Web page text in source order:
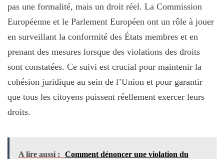
pas une formalité, mais un droit réel. La Commission
Européenne et le Parlement Européen ont un rôle à jouer
en surveillant la conformité des États membres et en
prenant des mesures lorsque des violations des droits
sont constatées. Ce suivi est crucial pour maintenir la
cohésion juridique au sein de l’Union et pour garantir
que tous les citoyens puissent réellement exercer leurs
droits.
A lire aussi :
Comment dénoncer une violation du